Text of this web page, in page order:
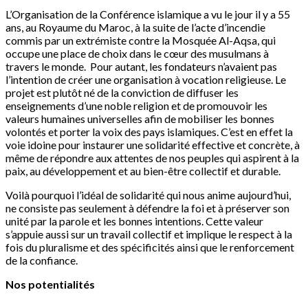
L’Organisation de la Conférence islamique a vu le jour il y a 55
ans, au Royaume du Maroc, à la suite de l’acte d’incendie
commis par un extrémiste contre la Mosquée Al-Aqsa, qui
occupe une place de choix dans le cœur des musulmans à
travers le monde. Pour autant, les fondateurs n’avaient pas
l’intention de créer une organisation à vocation religieuse. Le
projet est plutôt né de la conviction de diffuser les
enseignements d’une noble religion et de promouvoir les
valeurs humaines universelles afin de mobiliser les bonnes
volontés et porter la voix des pays islamiques. C’est en effet la
voie idoine pour instaurer une solidarité effective et concrète, à
même de répondre aux attentes de nos peuples qui aspirent à la
paix, au développement et au bien-être collectif et durable.
Voilà pourquoi l’idéal de solidarité qui nous anime aujourd’hui,
ne consiste pas seulement à défendre la foi et à préserver son
unité par la parole et les bonnes intentions. Cette valeur
s’appuie aussi sur un travail collectif et implique le respect à la
fois du pluralisme et des spécificités ainsi que le renforcement
de la confiance.
Nos potentialités